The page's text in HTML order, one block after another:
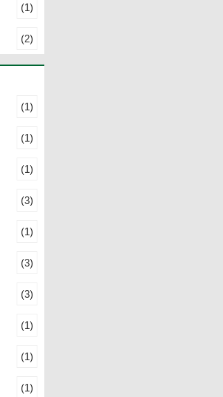
(1)
(2)
(1)
(1)
(1)
(3)
(1)
(3)
(3)
(1)
(1)
(1)